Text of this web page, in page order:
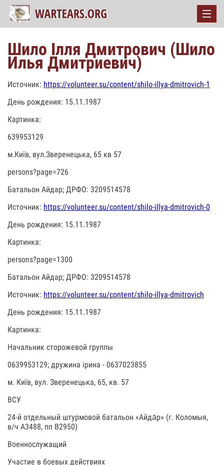
Шило Ілля Дмитрович (Шило
Илья Дмитриевич)
Источник: https://volunteer.su/content/shilo-illya-dmitrovich-1
День рождения: 15.11.1987
Картинка:
639953129
м.Київ, вул.Зверенецька, 65 кв 57
persons?page=726
Батальон Айдар; ДРФО: 3209514578
Источник: https://volunteer.su/content/shilo-illya-dmitrovich-0
День рождения: 15.11.1987
Картинка:
persons?page=1300
Батальон Айдар; ДРФО: 3209514578
Источник: https://volunteer.su/content/shilo-illya-dmitrovich
День рождения: 15.11.1987
Картинка:
Начальник сторожевой группы
0639953129; дружина ірина - 0637023855
м. Київ, вул. Зверенецька, 65, кв. 57
ВСУ
24-й отдельный штурмовой батальон «Айда́р» (г. Коломыя,
в/ч А3488, пп В2950)
Военнослужащий
Участие в боевых действиях